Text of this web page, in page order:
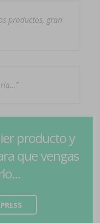
productos, gran
producto y
que vengas